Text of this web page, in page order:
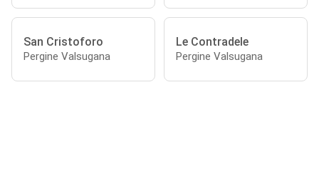
San Cristoforo
Pergine Valsugana
Le Contradele
Pergine Valsugana